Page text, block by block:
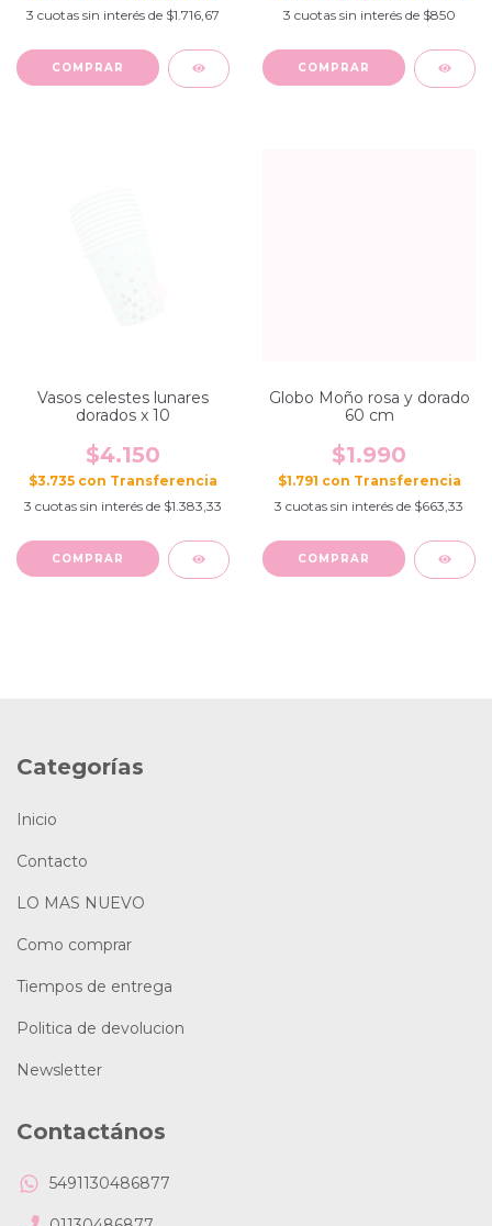
3 cuotas sin interés de $1.716,67
3 cuotas sin interés de $850
Vasos celestes lunares
dorados x 10
$4.150
$3.735 con
3 cuotas sin interés de $1.383,33
Globo Moño rosa y dorado
60 cm
$1.990
$1.791 con
3 cuotas sin interés de $663,33
Categorías
Inicio
Contacto
LO MAS NUEVO
Como comprar
Tiempos de entrega
Politica de devolucion
Newsletter
Contactános
5491130486877